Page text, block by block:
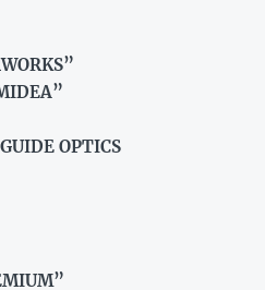
OPTICS